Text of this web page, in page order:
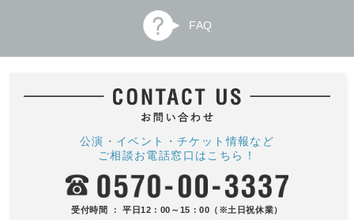
FAQ
公演・イベント・チケット情報など
ご相談お電話窓口はこちら！
受付時間 ： 平日12：00～15：00（※土日祝休業）